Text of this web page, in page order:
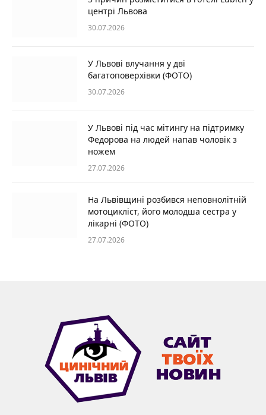
центрі Львова
30.07.2026
У Львові влучання у дві
багатоповерхівки (ФОТО)
30.07.2026
У Львові під час мітингу на підтримку
Федорова на людей напав чоловік з
ножем
27.07.2026
На Львівщині розбився неповнолітній
мотоцикліст, його молодша сестра у
лікарні (ФОТО)
27.07.2026